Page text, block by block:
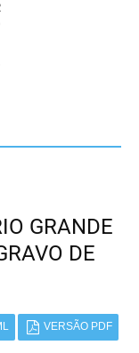
GRANDE
DE
VERSÃO PDF